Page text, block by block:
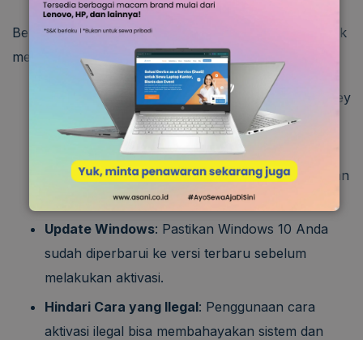
Berikut beberapa tips aktivasi Windows 10 Anda untuk
menjamin keberhasilan prosesnya:
Gunakan Product Key Asli : Pastikan Product Key
yang Anda gunakan valid dan resmi dari
Periksa Koneksi Internet: Aktivasi membutuhkan
koneksi internet yang stabil.
Update Windows: Pastikan Windows 10 Anda
sudah diperbarui ke versi terbaru sebelum
melakukan aktivasi.
Hindari Cara yang Ilegal: Penggunaan cara
aktivasi ilegal bisa membahayakan sistem dan